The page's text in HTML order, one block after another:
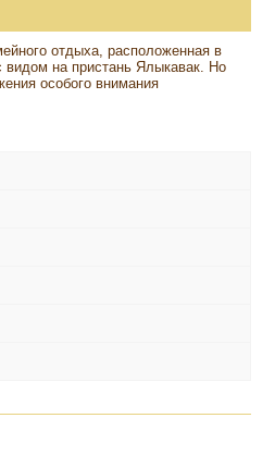
отдыха, расположенная в
на пристань Ялыкавак. Но
особого внимания